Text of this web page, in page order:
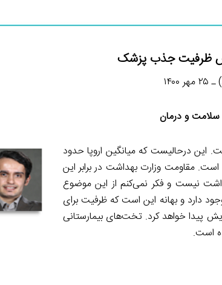
ظرفیت جذب پزشک
و درمان
نسبت به هر ده هزار جمعیت چیزی حدود ۵ درصد است. این درحالیست که میانگین اروپا حدود
مقاومت وزارت بهداشت در برابر این
نیست و فکر نمی‌کنم از این موضوع
دارد و بهانه این است که ظرفیت برای
پیدا خواهد کرد. تخت‌های بيمارستانی